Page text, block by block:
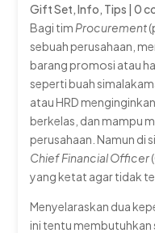
Gift Set ,Info Tips |0
Bagi tim Procurement
sebuah perusahaan,
barang promosi atau
seperti buah
atau HRD
berkelas, dan mampu
perusahaan. Namun di
Chief Financial Officer
yang ketat agar tidak
Menyelaraskan dua
ini tentu membutuhkan